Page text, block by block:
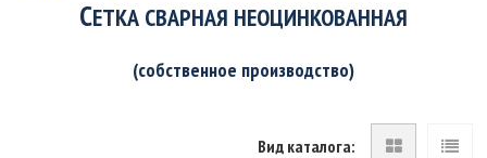
СЕТКА СВАРНАЯ НЕОЦИНКОВАННАЯ
(собственное производство)
Вид каталога: